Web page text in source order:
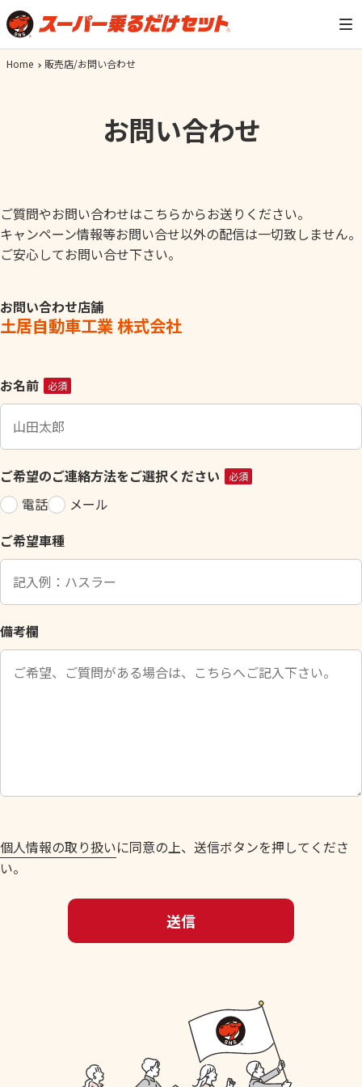
Home 販売店/お問い合わせ
お問い合わせ
ご質問やお問い合わせはこちらからお送りください。
キャンペーン情報等お問い合せ以外の配信は一切致しません。
ご安心してお問い合せ下さい。
お問い合わせ店舗
土居自動車工業 株式会社
こ
の
ィ
ー
ル
ド
空
の
ま
に
し
お名前 必須
ご希望のご連絡方法をご選択ください 必須
電話
メール
ご希望車種
備考欄
個人情報の取り扱いに同意の上、送信ボタンを押してくださ
い。